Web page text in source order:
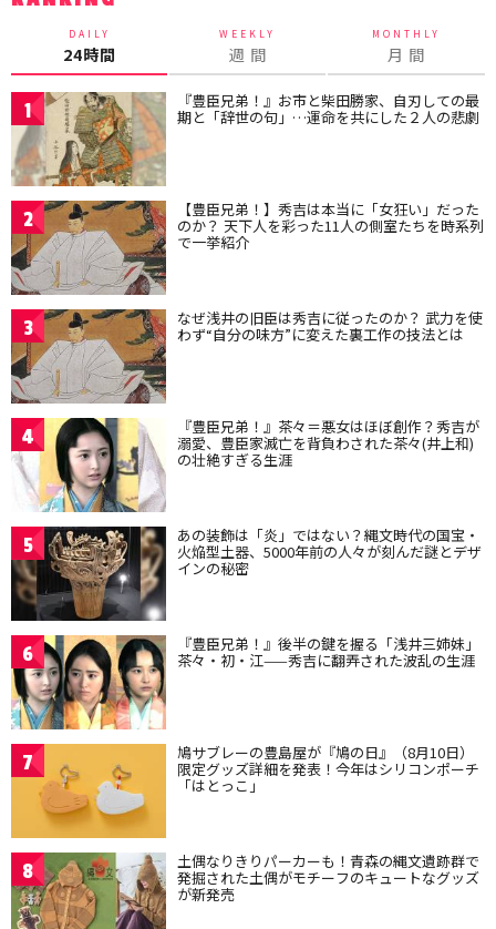
DAILY
24時間
WEEKLY
週 間
MONTHLY
月 間
1 『豊臣兄弟！』お市と柴田勝家、自刃しての最
期と「辞世の句」…運命を共にした２人の悲劇
2 【豊臣兄弟！】秀吉は本当に「女狂い」だった
のか？ 天下人を彩った11人の側室たちを時系列
で一挙紹介
3 なぜ浅井の旧臣は秀吉に従ったのか？ 武力を使
わず“自分の味方”に変えた裏工作の技法とは
4 『豊臣兄弟！』茶々＝悪女はほぼ創作？秀吉が
溺愛、豊臣家滅亡を背負わされた茶々(井上和)
の壮絶すぎる生涯
5 あの装飾は「炎」ではない？縄文時代の国宝・
火焔型土器、5000年前の人々が刻んだ謎とデザ
インの秘密
6 『豊臣兄弟！』後半の鍵を握る「浅井三姉妹」
茶々・初・江——秀吉に翻弄された波乱の生涯
7 鳩サブレーの豊島屋が『鳩の日』（8月10日）
限定グッズ詳細を発表！今年はシリコンポーチ
「はとっこ」
8 土偶なりきりパーカーも！青森の縄文遺跡群で
発掘された土偶がモチーフのキュートなグッズ
が新発売